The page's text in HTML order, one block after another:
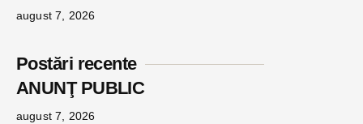
august 7, 2026
Postări recente
ANUNŢ PUBLIC
august 7, 2026